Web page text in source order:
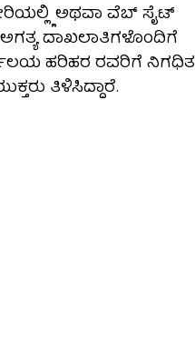
ಅಥವಾ ವೆಬ್ ಸೈಟ್
ಅಗತ್ಯ ದಾಖಲಾತಿಗಳೊಂದಿಗೆ
ಹರಿಹರ ರವರಿಗೆ ನಿಗಧಿತ
ತಿಳಿಸಿದ್ದಾರೆ.